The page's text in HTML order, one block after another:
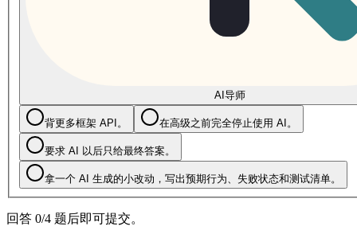
AI导师
背更多框架 API。 在高级之前完全停止使用 AI。
要求 AI 以后只给最终答案。
拿一个 AI 生成的小改动，写出预期行为、失败状态和测试清单。
回答 0/4 题后即可提交。